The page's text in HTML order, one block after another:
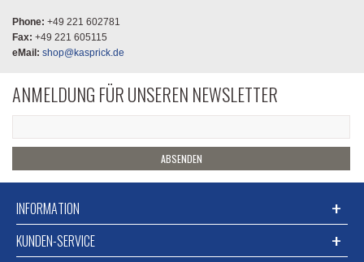
Phone: +49 221 602781
Fax: +49 221 605115
eMail: shop@kasprick.de
ANMELDUNG FÜR UNSEREN NEWSLETTER
ABSENDEN
INFORMATION
KUNDEN-SERVICE